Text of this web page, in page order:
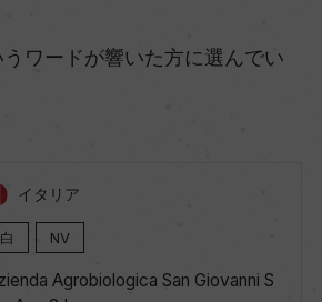
うワードが響いた方に選んでい
イタリア
白 NV
Agrobiologica San Giovanni S